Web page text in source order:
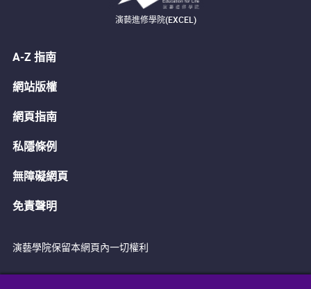
演藝進修學院(EXCEL)
A-Z 指南
網站版權
網頁指南
私隱條例
無障礙網頁
免責聲明
演藝學院保留本網頁內一切權利